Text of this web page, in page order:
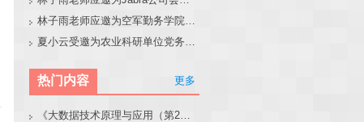
热门内容 更多
《大数据技术原理与应用（第2版）》教材官网